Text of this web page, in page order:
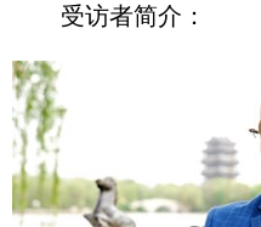
受访者简介：